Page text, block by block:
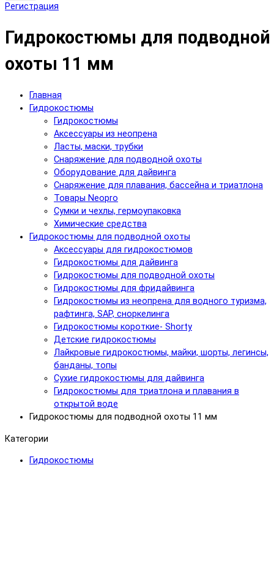
Регистрация
Гидрокостюмы для подводной
охоты 11 мм
Главная
Гидрокостюмы
Гидрокостюмы
Аксессуары из неопрена
Ласты, маски, трубки
Снаряжение для подводной охоты
Оборудование для дайвинга
Снаряжение для плавания, бассейна и триатлона
Товары Neopro
Сумки и чехлы, гермоупаковка
Химические средства
Гидрокостюмы для подводной охоты
Аксессуары для гидрокостюмов
Гидрокостюмы для дайвинга
Гидрокостюмы для подводной охоты
Гидрокостюмы для фридайвинга
Гидрокостюмы из неопрена для водного туризма,
рафтинга, SAP, сноркелинга
Гидрокостюмы короткие- Shorty
Детские гидрокостюмы
Лайкровые гидрокостюмы, майки, шорты, легинсы,
банданы, топы
Сухие гидрокостюмы для дайвинга
Гидрокостюмы для триатлона и плавания в
открытой воде
Гидрокостюмы для подводной охоты 11 мм
Категории
Гидрокостюмы